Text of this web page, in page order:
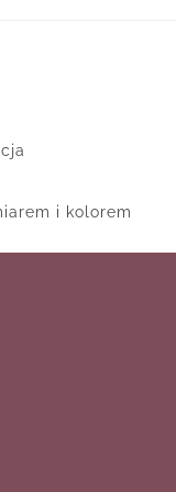
i kolorem